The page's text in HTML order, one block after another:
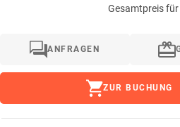
Gesamtpreis für
ANFRAGEN
ZUR BUCHUNG